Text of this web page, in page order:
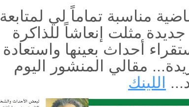
مناسبة تماماً لي لمتابعة
مثلت إنعاشاً للذاكرة
أحداث بعينها واستعادة
مقالي المنشور اليوم
اللينك